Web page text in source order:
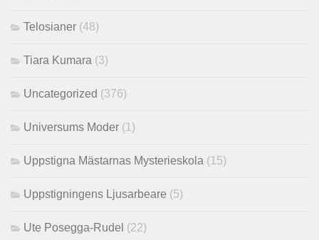
Telosianer (48)
Tiara Kumara (3)
Uncategorized (376)
Universums Moder (1)
Uppstigna Mästarnas Mysterieskola (15)
Uppstigningens Ljusarbeare (5)
Ute Posegga-Rudel (22)